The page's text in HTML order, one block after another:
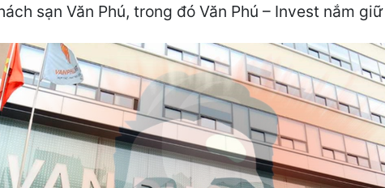
sạn Văn Phú, trong đó Văn Phú – Invest nắm